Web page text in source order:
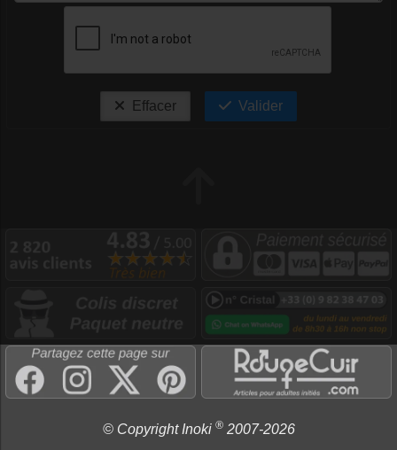
Effacer Valider
© Copyright Inoki ®2007-2026